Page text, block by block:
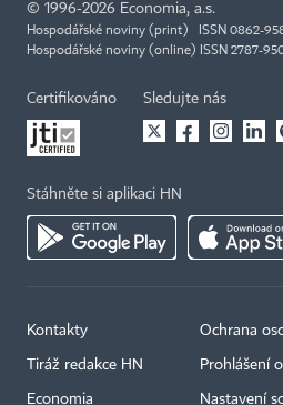
© 1996-2026 Economia, a.s.
Hospodářské noviny (print) ISSN 0862-
Hospodářské noviny (online) ISSN 2787-
Certifikováno Sledujte nás
Stáhněte si aplikaci HN
Kontakty
Tiráž redakce HN
Economia
Ochrana
Prohlášení
Nastavení